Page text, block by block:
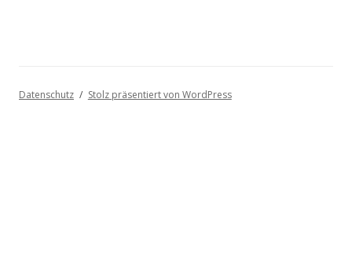
Datenschutz Stolz präsentiert von WordPress